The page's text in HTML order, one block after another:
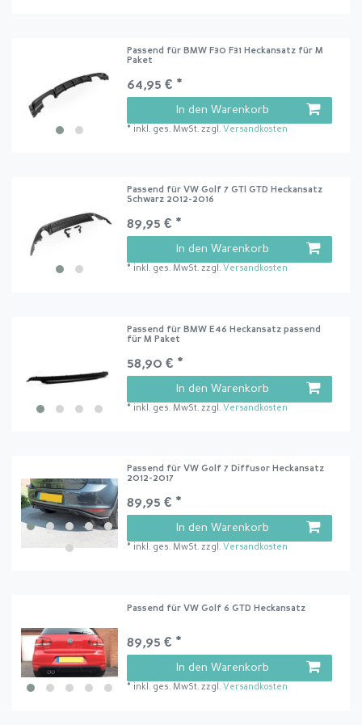
Passend für BMW F30 F31 Heckansatz für M
Paket
64,95 € *
In den Warenkorb
* inkl. ges. MwSt. zzgl. Versandkosten
Passend für VW Golf 7 GTI GTD Heckansatz
Schwarz 2012-2016
89,95 € *
In den Warenkorb
* inkl. ges. MwSt. zzgl. Versandkosten
Passend für BMW E46 Heckansatz passend
für M Paket
58,90 € *
In den Warenkorb
* inkl. ges. MwSt. zzgl. Versandkosten
Passend für VW Golf 7 Diffusor Heckansatz
2012-2017
89,95 € *
In den Warenkorb
* inkl. ges. MwSt. zzgl. Versandkosten
Passend für VW Golf 6 GTD Heckansatz
89,95 € *
In den Warenkorb
* inkl. ges. MwSt. zzgl. Versandkosten